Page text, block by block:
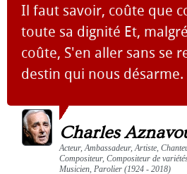
Il faut savoir, coûte que
toute sa dignité Et,
coûte, S'en aller sans se
destin qui nous désarme.
Charles
Acteur, Ambassadeur, Artiste,
Compositeur, Compositeur de
Musicien, Parolier (1924 - 2018)